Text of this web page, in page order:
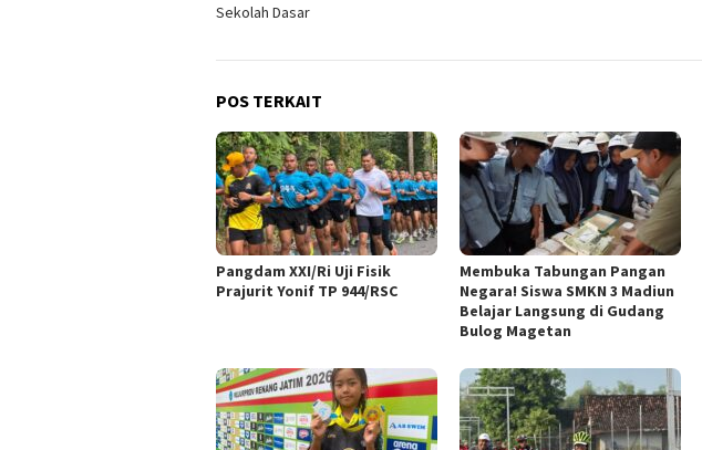
Sekolah Dasar
POS TERKAIT
Pangdam XXI/Ri Uji Fisik
Prajurit Yonif TP 944/RSC
Membuka Tabungan Pangan
Negara! Siswa SMKN 3 Madiun
Belajar Langsung di Gudang
Bulog Magetan